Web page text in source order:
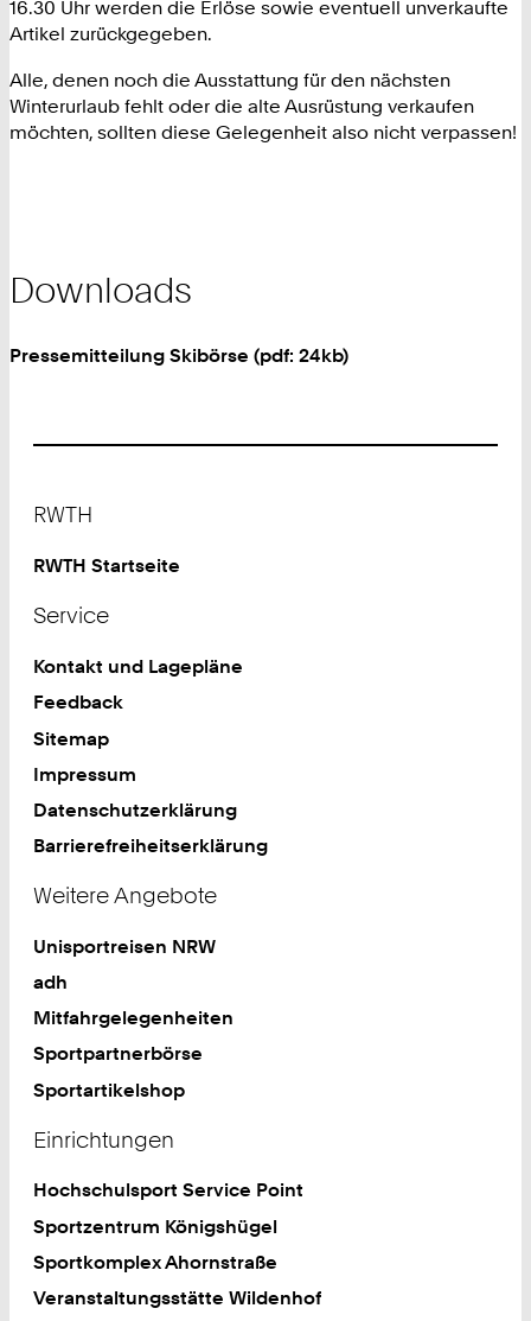
16.30 Uhr werden die Erlöse sowie eventuell unverkaufte
Artikel zurückgegeben.
Alle, denen noch die Ausstattung für den nächsten
Winterurlaub fehlt oder die alte Ausrüstung verkaufen
möchten, sollten diese Gelegenheit also nicht verpassen!
Downloads
Pressemitteilung Skibörse (pdf: 24kb)
RWTH
RWTH Startseite
Service
Kontakt und Lagepläne
Feedback
Sitemap
Impressum
Datenschutzerklärung
Barrierefreiheitserklärung
Weitere Angebote
Unisportreisen NRW
adh
Mitfahrgelegenheiten
Sportpartnerbörse
Sportartikelshop
Einrichtungen
Hochschulsport Service Point
Sportzentrum Königshügel
Sportkomplex Ahornstraße
Veranstaltungsstätte Wildenhof